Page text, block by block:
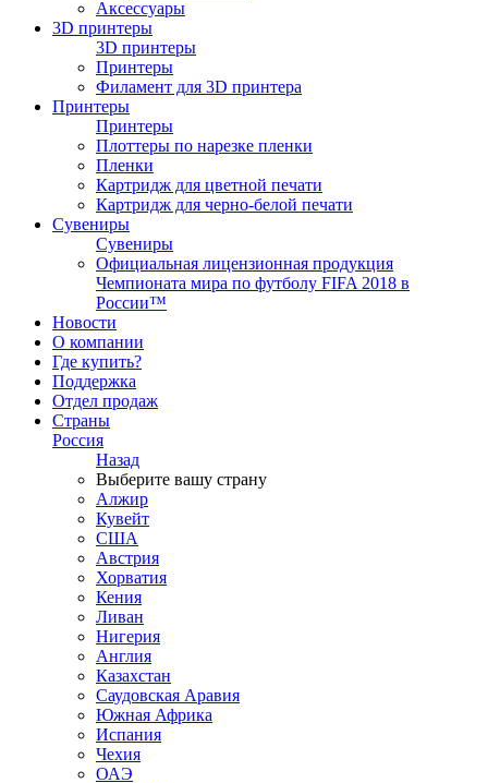
Аксессуары
3D принтеры
3D принтеры
Принтеры
Филамент для 3D принтера
Принтеры
Принтеры
Плоттеры по нарезке пленки
Пленки
Картридж для цветной печати
Картридж для черно-белой печати
Сувениры
Сувениры
Официальная лицензионная продукция
Чемпионата мира по футболу FIFA 2018 в
России™
Новости
О компании
Где купить?
Поддержка
Отдел продаж
Страны
Россия
Назад
Выберите вашу страну
Алжир
Кувейт
США
Австрия
Хорватия
Кения
Ливан
Нигерия
Англия
Казахстан
Саудовская Аравия
Южная Африка
Испания
Чехия
ОАЭ